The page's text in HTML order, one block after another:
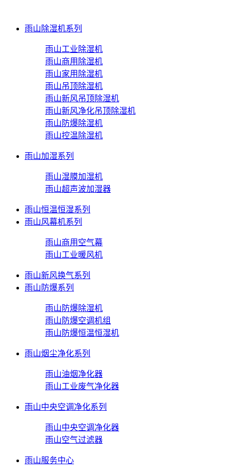
雨山除湿机系列
雨山工业除湿机
雨山商用除湿机
雨山家用除湿机
雨山吊顶除湿机
雨山新风吊顶除湿机
雨山新风净化吊顶除湿机
雨山防爆除湿机
雨山控温除湿机
雨山加湿系列
雨山湿膜加湿机
雨山超声波加湿器
雨山恒温恒湿系列
雨山风幕机系列
雨山商用空气幕
雨山工业暖风机
雨山新风换气系列
雨山防爆系列
雨山防爆除湿机
雨山防爆空调机组
雨山防爆恒温恒湿机
雨山烟尘净化系列
雨山油烟净化器
雨山工业废气净化器
雨山中央空调净化系列
雨山中央空调净化器
雨山空气过滤器
雨山服务中心